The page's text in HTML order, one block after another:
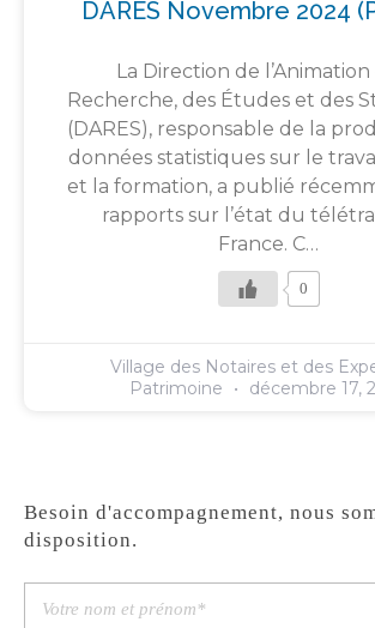
DARES Novembre 2024
La Direction de l’Animation
Recherche, des Études et des
(DARES), responsable de la
données statistiques sur le
et la formation, a publié
rapports sur l’état du
France. C…
0
Village des Notaires et des
Patrimoine
décembre 17,
Besoin d'accompagnement, nous
disposition.